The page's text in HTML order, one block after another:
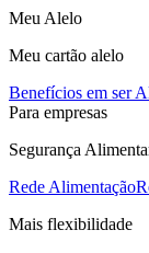
Meu Alelo
Meu cartão alelo
Benefícios em ser
Para empresas
Segurança
Rede Alimentação
Mais flexibilidade